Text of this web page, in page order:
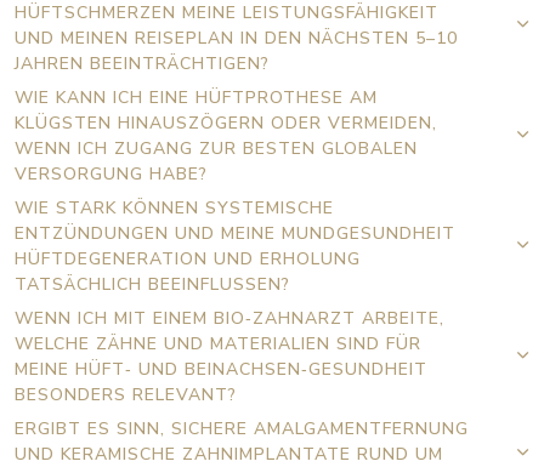
HÜFTSCHMERZEN MEINE LEISTUNGSFÄHIGKEIT
UND MEINEN REISEPLAN IN DEN NÄCHSTEN 5–10
JAHREN BEEINTRÄCHTIGEN?
WIE KANN ICH EINE HÜFTPROTHESE AM
KLÜGSTEN HINAUSZÖGERN ODER VERMEIDEN,
WENN ICH ZUGANG ZUR BESTEN GLOBALEN
VERSORGUNG HABE?
WIE STARK KÖNNEN SYSTEMISCHE
ENTZÜNDUNGEN UND MEINE MUNDGESUNDHEIT
HÜFTDEGENERATION UND ERHOLUNG
TATSÄCHLICH BEEINFLUSSEN?
WENN ICH MIT EINEM BIO‑ZAHNARZT ARBEITE,
WELCHE ZÄHNE UND MATERIALIEN SIND FÜR
MEINE HÜFT‑ UND BEINACHSEN‑GESUNDHEIT
BESONDERS RELEVANT?
ERGIBT ES SINN, SICHERE AMALGAMENTFERNUNG
UND KERAMISCHE ZAHNIMPLANTATE RUND UM